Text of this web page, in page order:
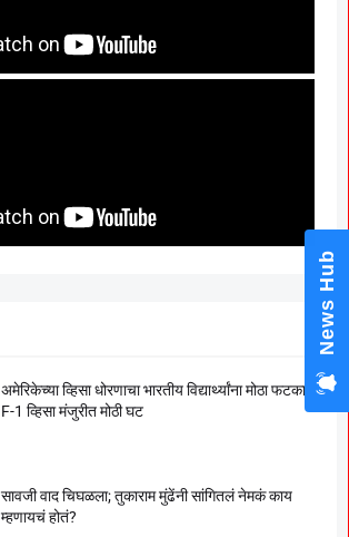
अमेरिकेच्या व्हिसा धोरणाचा भारतीय विद्यार्थ्यांना मोठा फटका;
F-1 व्हिसा मंजुरीत मोठी घट
सावजी वाद चिघळला; तुकाराम मुंढेंनी सांगितलं नेमकं काय
म्हणायचं होतं?
News Hub